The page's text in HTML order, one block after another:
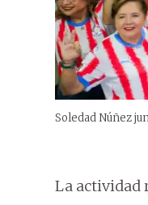
Soledad Núñez
La actividad